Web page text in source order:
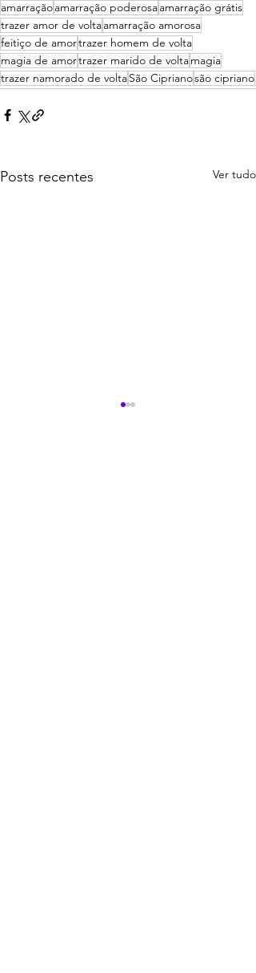
amarraçãoamarração poderosaamarração grátis
trazer amor de voltaamarração amorosa
feitiço de amortrazer homem de volta
magia de amortrazer marido de voltamagia
trazer namorado de voltaSão Ciprianosão cipriano
Posts recentes Ver tudo